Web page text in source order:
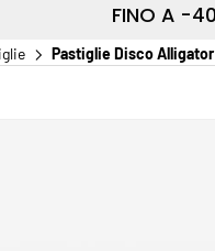
FINO A -
Pastiglie Disco Alligator